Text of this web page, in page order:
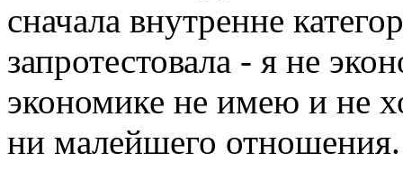
сначала внутренне
запротестовала - я не
экономике не имею и не
ни малейшего